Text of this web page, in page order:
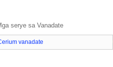
serye sa Vanadate
vanadate